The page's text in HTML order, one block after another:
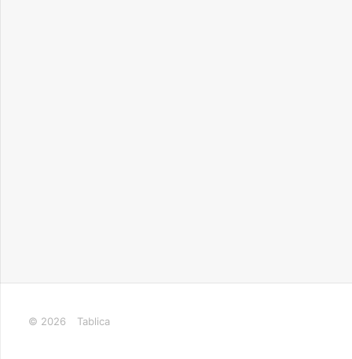
© 2026 Tablica